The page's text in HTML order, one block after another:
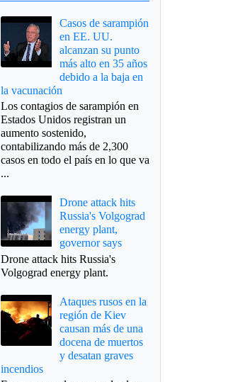
Casos de sarampión
en EE. UU.
alcanzan su punto
más alto en 35 años
debido a la baja en
la vacunación
Los contagios de sarampión en
Estados Unidos registran un
aumento sostenido,
contabilizando más de 2,300
casos en todo el país en lo que va
...
Drone attack hits
Russia's Volgograd
energy plant,
governor says
Drone attack hits Russia's
Volgograd energy plant.
Ataques rusos en la
región de Kiev
causan más de una
docena de muertos
y desatan graves
incendios